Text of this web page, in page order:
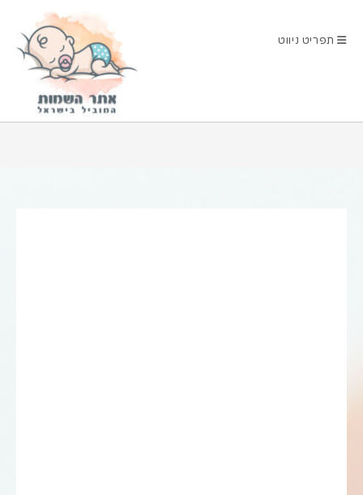
תפריט ניווט